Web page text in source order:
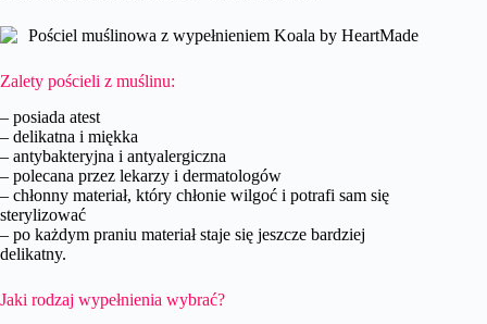
Zalety pościeli z muślinu:
– posiada atest
– delikatna i miękka
– antybakteryjna i antyalergiczna
– polecana przez lekarzy i dermatologów
– chłonny materiał, który chłonie wilgoć i potrafi sam się
sterylizować
– po każdym praniu materiał staje się jeszcze bardziej
delikatny.
Jaki rodzaj wypełnienia wybrać?